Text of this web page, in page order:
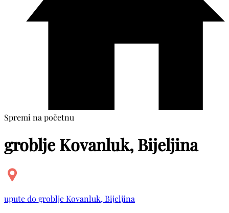
Spremi na početnu
groblje Kovanluk, Bijeljina
upute do groblje Kovanluk, Bijeljina